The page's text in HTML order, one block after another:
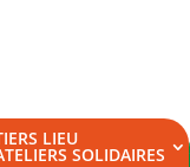
LIEU
SOLIDAIRES